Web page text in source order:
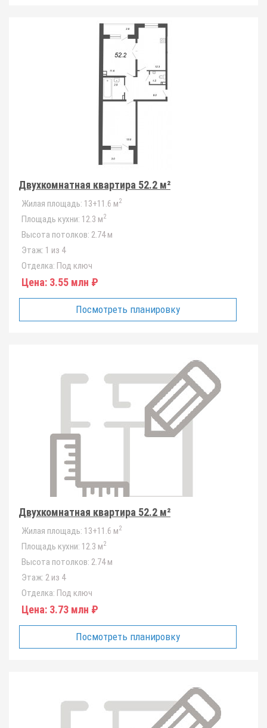
Двухкомнатная квартира 52.2 м²
Жилая площадь: 13+11.6 м2
Площадь кухни: 12.3 м2
Высота потолков: 2.74 м
Этаж: 1 из 4
Отделка: Под ключ
Цена: 3.55 млн ₽
Посмотреть планировку
Двухкомнатная квартира 52.2 м²
Жилая площадь: 13+11.6 м2
Площадь кухни: 12.3 м2
Высота потолков: 2.74 м
Этаж: 2 из 4
Отделка: Под ключ
Цена: 3.73 млн ₽
Посмотреть планировку